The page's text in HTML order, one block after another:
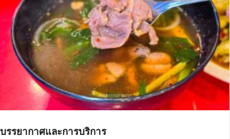
บรรยากาศและการบริการ